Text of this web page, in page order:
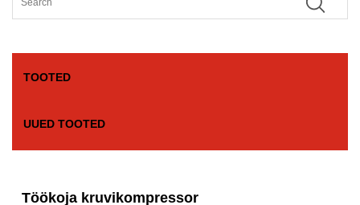
TOOTED
UUED TOOTED
Töökoja kruvikompressor